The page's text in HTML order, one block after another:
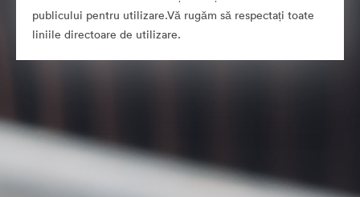
publicului pentru utilizare.Vă rugăm să respectați toate
liniile directoare de utilizare.